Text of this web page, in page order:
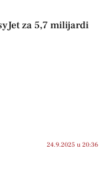
za 5,7 milijardi
24.9.2025 u 20:36